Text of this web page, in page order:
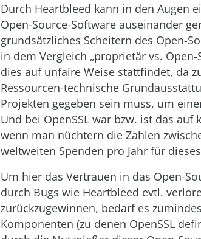
Durch Heartbleed kann in den Augen
Open-Source-Software auseinander
grundsätzliches Scheitern des Open-
in dem Vergleich „proprietär vs.
dies auf unfaire Weise stattfindet, da
Ressourcen-technische
Projekten gegeben sein muss, um
Und bei OpenSSL war bzw. ist das
wenn man nüchtern die Zahlen
weltweiten Spenden pro Jahr für
Um hier das Vertrauen in das Open-
durch Bugs wie Heartbleed evtl.
zurückzugewinnen, bedarf es
Komponenten (zu denen OpenSSL